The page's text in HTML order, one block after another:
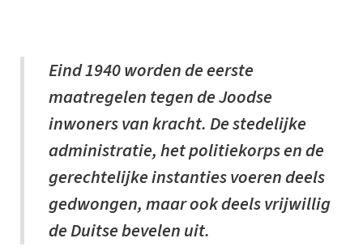
Eind 1940 worden de eerste
maatregelen tegen de Joodse
inwoners van kracht. De stedelijke
administratie, het politiekorps en de
gerechtelijke instanties voeren deels
gedwongen, maar ook deels vrijwillig
de Duitse bevelen uit.